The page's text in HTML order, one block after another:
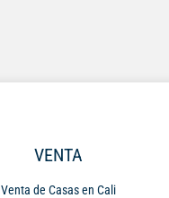
VENTA
Venta de Casas en Cali